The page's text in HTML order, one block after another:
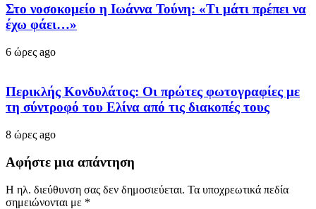
Στο νοσοκομείο η Ιωάννα Τούνη: «Τι μάτι πρέπει να
έχω φάει…»
6 ώρες ago
Περικλής Κονδυλάτος: Οι πρώτες φωτογραφίες με
τη σύντροφό του Ελίνα από τις διακοπές τους
8 ώρες ago
Αφήστε μια απάντηση
Η ηλ. διεύθυνση σας δεν δημοσιεύεται. Τα υποχρεωτικά πεδία
σημειώνονται με *